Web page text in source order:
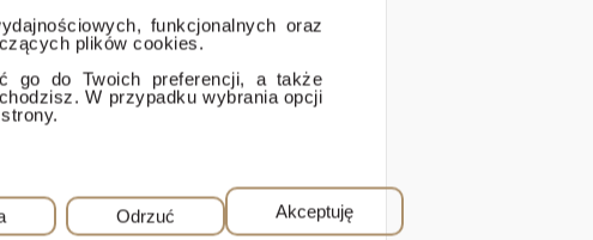
funkcjonalnych oraz
plików cookies.
go do Twoich preferencji, a także
W przypadku wybrania opcji
Akceptuję
Odrzuć
Puławska 107, 02-595 Warszawa